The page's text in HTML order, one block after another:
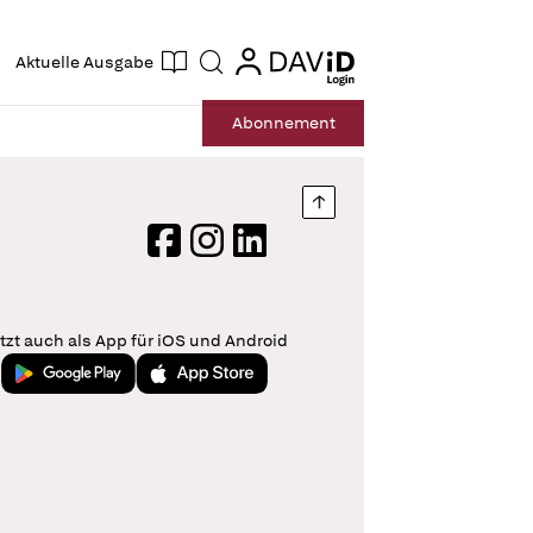
Aktuelle Ausgabe Suche login
login
Abonnement
Nach oben springen
FacebookInstagram
LinkedIn
auch als App für iOS und Android
Jetzt bei Google PlayLaden im App Store